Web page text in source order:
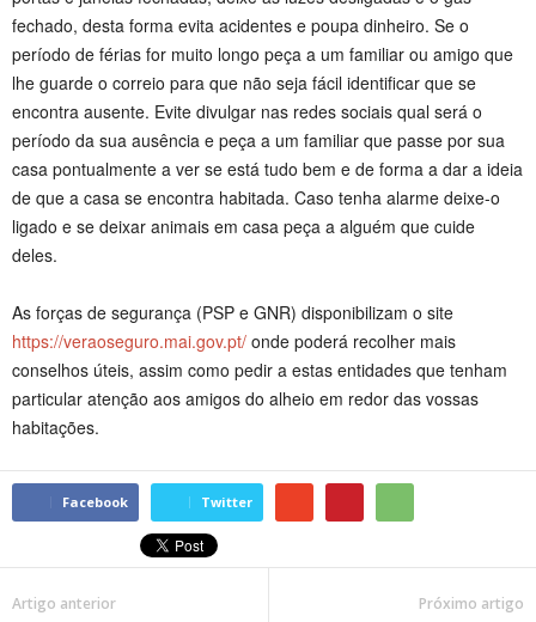
fechado, desta forma evita acidentes e poupa dinheiro. Se o
período de férias for muito longo peça a um familiar ou amigo que
lhe guarde o correio para que não seja fácil identificar que se
encontra ausente. Evite divulgar nas redes sociais qual será o
período da sua ausência e peça a um familiar que passe por sua
casa pontualmente a ver se está tudo bem e de forma a dar a ideia
de que a casa se encontra habitada. Caso tenha alarme deixe-o
ligado e se deixar animais em casa peça a alguém que cuide
deles.
As forças de segurança (PSP e GNR) disponibilizam o site
https://veraoseguro.mai.gov.pt/ onde poderá recolher mais
conselhos úteis, assim como pedir a estas entidades que tenham
particular atenção aos amigos do alheio em redor das vossas
habitações.
Facebook Twitter
Artigo anterior Próximo artigo